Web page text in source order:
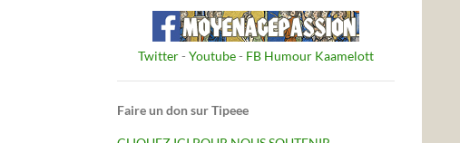
Twitter- Youtube- FB Humour Kaamelott
Faire un don sur Tipeee